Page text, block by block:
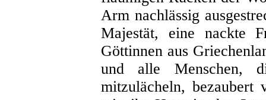
Arm nachlässig
Majestät, eine nackte
Göttinnen aus
und alle Menschen,
mitzulächeln, bezaubert